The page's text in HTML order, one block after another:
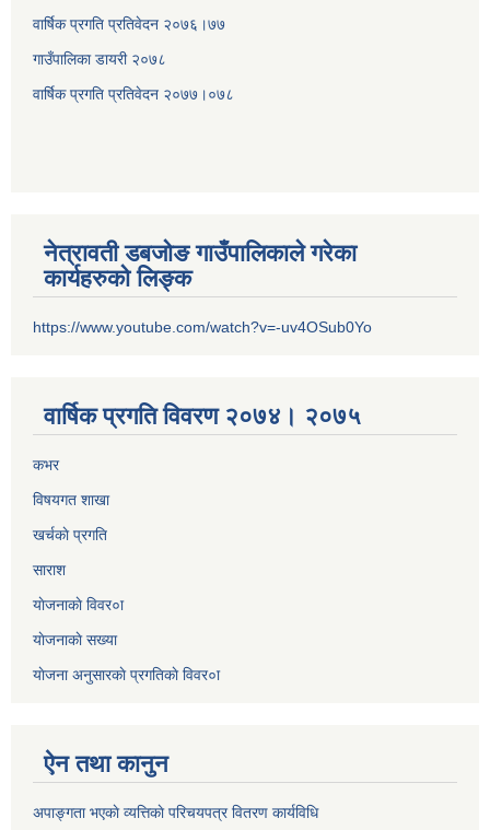
वार्षिक प्रगति प्रतिवेदन २०७६।७७
गाउँपालिका डायरी २०७८
वार्षिक प्रगति प्रतिवेदन २०७७।०७८
नेत्रावती डबजोङ गाउँपालिकाले गरेका
कार्यहरुको लिङ्क
https://www.youtube.com/watch?v=-uv4OSub0Yo
वार्षिक प्रगति विवरण २०७४। २०७५
कभर
विषयगत शाखा
खर्चकाे प्रगति
साराश
याेजनाकाे विवर०ा
याेजनाकाे सख्या
याेजना अनुसारकाे प्रगतिकाे विवर०ा
ऐन तथा कानुन
अपाङ्गता भएकाे व्यत्तिकाे परिचयपत्र वितरण कार्यविधि